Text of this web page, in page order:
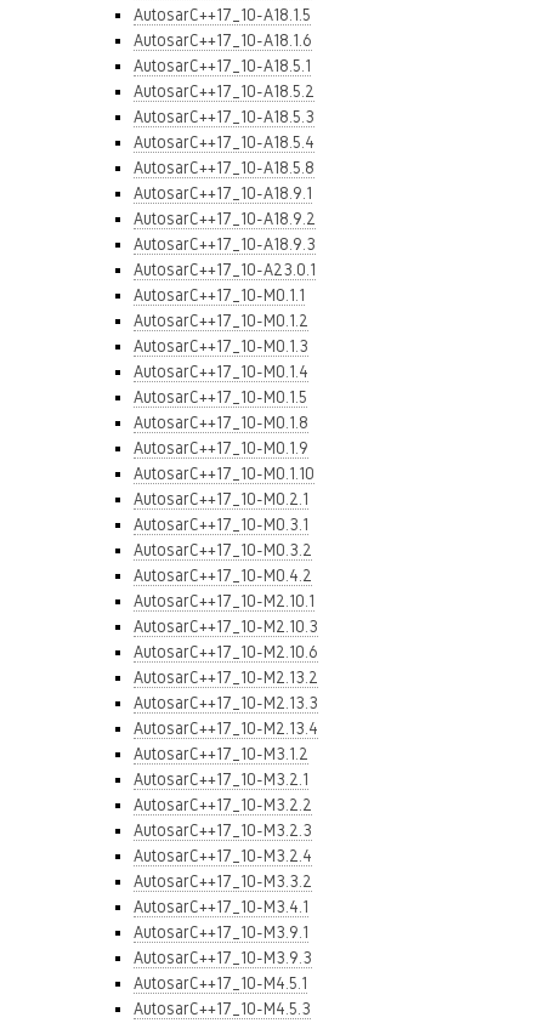
AutosarC++17_10-A18.1.5
AutosarC++17_10-A18.1.6
AutosarC++17_10-A18.5.1
AutosarC++17_10-A18.5.2
AutosarC++17_10-A18.5.3
AutosarC++17_10-A18.5.4
AutosarC++17_10-A18.5.8
AutosarC++17_10-A18.9.1
AutosarC++17_10-A18.9.2
AutosarC++17_10-A18.9.3
AutosarC++17_10-A23.0.1
AutosarC++17_10-M0.1.1
AutosarC++17_10-M0.1.2
AutosarC++17_10-M0.1.3
AutosarC++17_10-M0.1.4
AutosarC++17_10-M0.1.5
AutosarC++17_10-M0.1.8
AutosarC++17_10-M0.1.9
AutosarC++17_10-M0.1.10
AutosarC++17_10-M0.2.1
AutosarC++17_10-M0.3.1
AutosarC++17_10-M0.3.2
AutosarC++17_10-M0.4.2
AutosarC++17_10-M2.10.1
AutosarC++17_10-M2.10.3
AutosarC++17_10-M2.10.6
AutosarC++17_10-M2.13.2
AutosarC++17_10-M2.13.3
AutosarC++17_10-M2.13.4
AutosarC++17_10-M3.1.2
AutosarC++17_10-M3.2.1
AutosarC++17_10-M3.2.2
AutosarC++17_10-M3.2.3
AutosarC++17_10-M3.2.4
AutosarC++17_10-M3.3.2
AutosarC++17_10-M3.4.1
AutosarC++17_10-M3.9.1
AutosarC++17_10-M3.9.3
AutosarC++17_10-M4.5.1
AutosarC++17_10-M4.5.3